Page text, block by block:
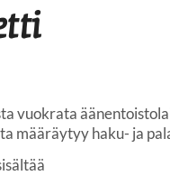
vuokrata
määräytyy haku- ja